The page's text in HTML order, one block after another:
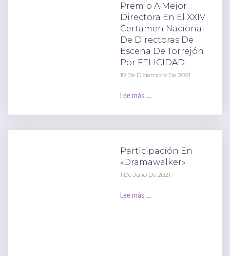
Premio A Mejor
Directora En El XXIV
Certamen Nacional
De Directoras De
Escena De Torrejón
Por FELICIDAD.
10 De Diciembre De 2021
Lee más ...
Participación En
«Dramawalker»
1 De Julio De 2021
Lee más ...